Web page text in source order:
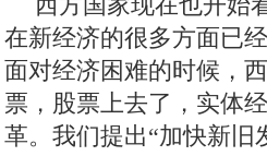
我们的成绩确实是非常
过了30%，这意味着我
在一起还要多。
特别重要的是，2008